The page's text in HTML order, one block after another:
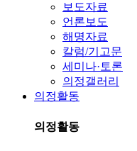
보도자료
언론보도
해명자료
칼럼/기고문
세미나·토론
의정갤러리
의정활동
의정활동